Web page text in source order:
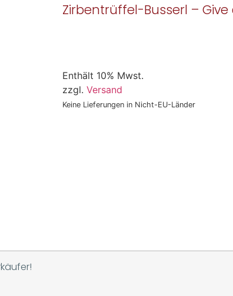
Zirbentrüffel-Busserl – Give
Enthält 10% Mwst.
zzgl. Versand
Keine Lieferungen in Nicht-EU-Länder